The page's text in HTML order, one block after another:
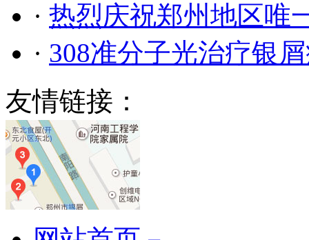
· 热烈庆祝郑州地区唯
· 308准分子光治疗银
友情链接：